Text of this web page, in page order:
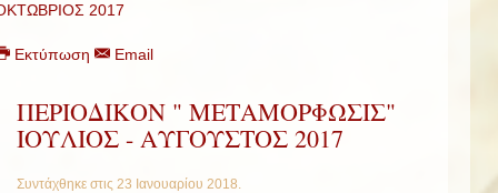
2017
Εκτύπωση Email
ΠΕΡΙΟΔΙΚΟΝ " ΜΕΤΑΜΟΡΦΩΣΙΣ"
ΙΟΥΛΙΟΣ - ΑΥΓΟΥΣΤΟΣ 2017
Συντάχθηκε στις 23 Ιανουαρίου 2018.